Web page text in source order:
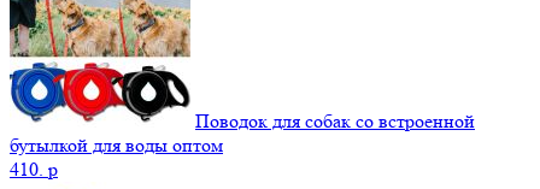
Поводок для собак со встроенной
бутылкой для воды оптом
410. p